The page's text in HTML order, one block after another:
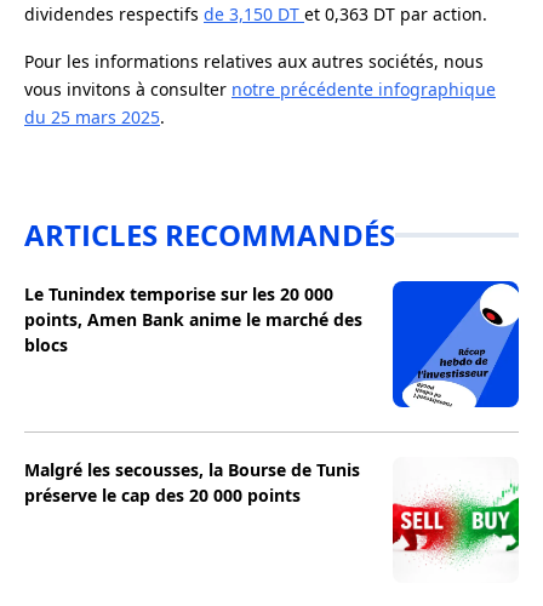
dividendes respectifs de 3,150 DT et 0,363 DT par action.
Pour les informations relatives aux autres sociétés, nous
vous invitons à consulter notre précédente infographique
du 25 mars 2025.
ARTICLES RECOMMANDÉS
Le Tunindex temporise sur les 20 000
points, Amen Bank anime le marché des
blocs
Malgré les secousses, la Bourse de Tunis
préserve le cap des 20 000 points